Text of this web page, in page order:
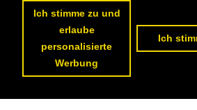
Datenschutzerklärung|
Ich stimme zu und
erlaube
personalisierte
Werbung
Ich